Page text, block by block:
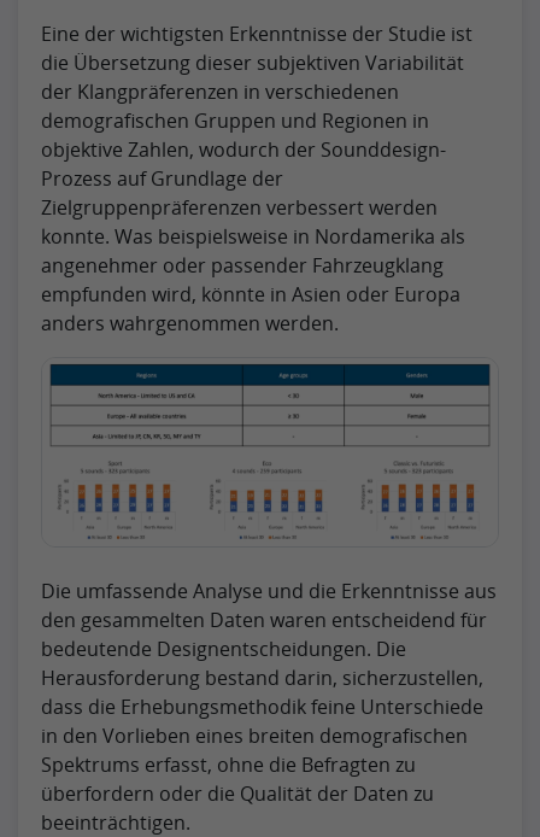
Eine der wichtigsten Erkenntnisse der Studie ist
die Übersetzung dieser subjektiven Variabilität
der Klangpräferenzen in verschiedenen
demografischen Gruppen und Regionen in
objektive Zahlen, wodurch der Sounddesign-
Prozess auf Grundlage der
Zielgruppenpräferenzen verbessert werden
konnte. Was beispielsweise in Nordamerika als
angenehmer oder passender Fahrzeugklang
empfunden wird, könnte in Asien oder Europa
anders wahrgenommen werden.
Die umfassende Analyse und die Erkenntnisse aus
den gesammelten Daten waren entscheidend für
bedeutende Designentscheidungen. Die
Herausforderung bestand darin, sicherzustellen,
dass die Erhebungsmethodik feine Unterschiede
in den Vorlieben eines breiten demografischen
Spektrums erfasst, ohne die Befragten zu
überfordern oder die Qualität der Daten zu
beeinträchtigen.